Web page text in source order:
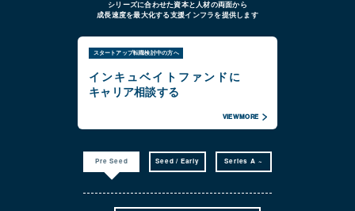
シリーズに合わせた資本と人材の両面から
成長速度を最大化する支援インフラを提供します
スタートアップ転職検討中の方へ
インキュベイトファンドに
キャリア相談する
VIEW MORE
Pre Seed Seed / Early Series A ~